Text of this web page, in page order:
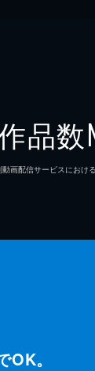
品数
画配信サービスにお
。